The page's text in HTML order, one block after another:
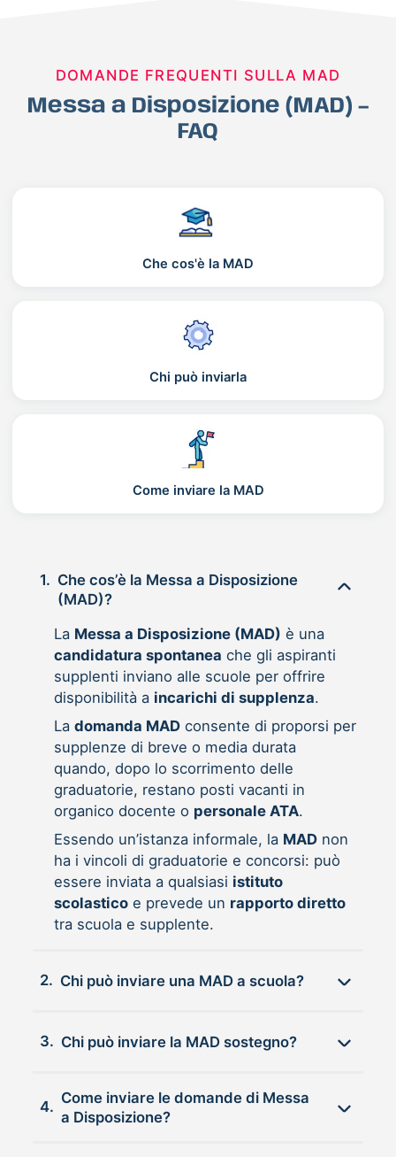
DOMANDE FREQUENTI SULLA MAD
Messa a Disposizione (MAD) –
FAQ
Che cos'è la MAD
Chi può inviarla
Come inviare la MAD
1. Che cos’è la Messa a Disposizione
(MAD)?
La Messa a Disposizione (MAD) è una
candidatura spontanea che gli aspiranti
supplenti inviano alle scuole per offrire
disponibilità a incarichi di supplenza.
La domanda MADconsente di proporsi per
supplenze di breve o media durata
quando, dopo lo scorrimento delle
graduatorie, restano posti vacanti in
organico docente o personale ATA.
Essendo un’istanza informale, la MADnon
ha i vincoli di graduatorie e concorsi: può
essere inviata a qualsiasi istituto
scolasticoe prevede un rapporto diretto
tra scuola e supplente.
2. Chi può inviare una MAD a scuola?
3. Chi può inviare la MAD sostegno?
4.
Come inviare le domande di Messa
a Disposizione?